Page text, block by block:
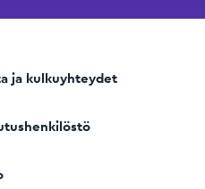
ja kulkuyhteydet